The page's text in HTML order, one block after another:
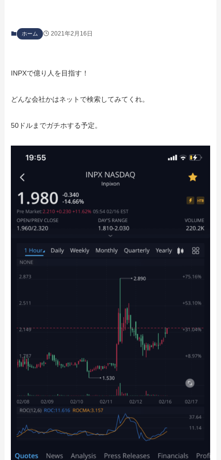
ホーム 2021年2月16日
INPXで億り人を目指す！
どんな会社かはネットで検索してみてくれ。
50ドルまでガチホする予定。